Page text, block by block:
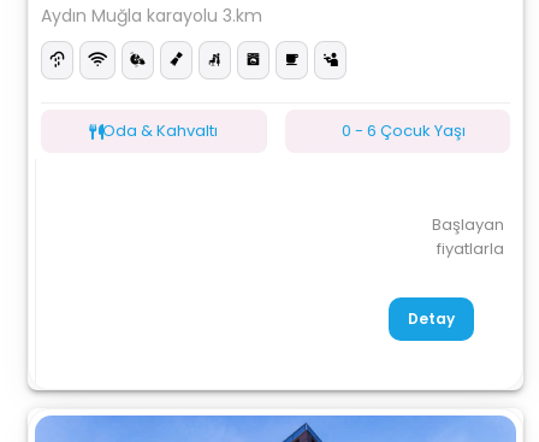
Aydın Muğla karayolu 3.km
Oda & Kahvaltı 0 - 6 Çocuk Yaşı
Başlayan
fiyatlarla
Detay